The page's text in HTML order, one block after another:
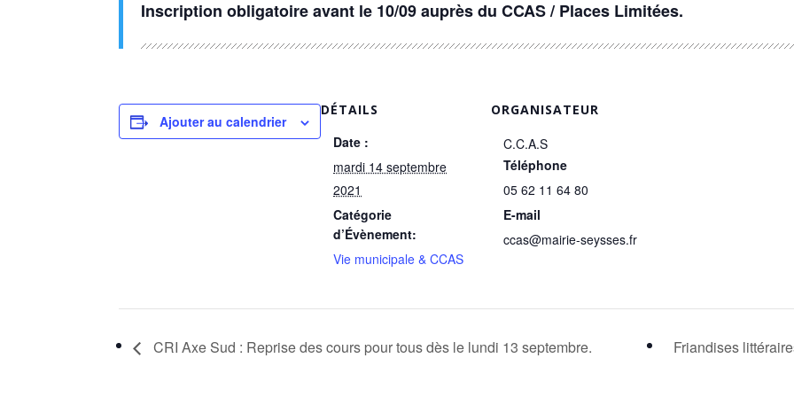
Inscription obligatoire avant le 10/09 auprès du CCAS / Places Limitées.
Ajouter au calendrier
DÉTAILS
Date :
mardi 14 septembre
2021
Catégorie
d’Évènement:
Vie municipale & CCAS
ORGANISATEUR
C.C.A.S
Téléphone
05 62 11 64 80
E-mail
ccas@mairie-seysses.fr
CRI Axe Sud : Reprise des cours pour tous dès le lundi 13 septembre. Friandises